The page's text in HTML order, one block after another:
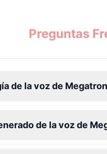
Preguntas
de la voz de
de la voz de